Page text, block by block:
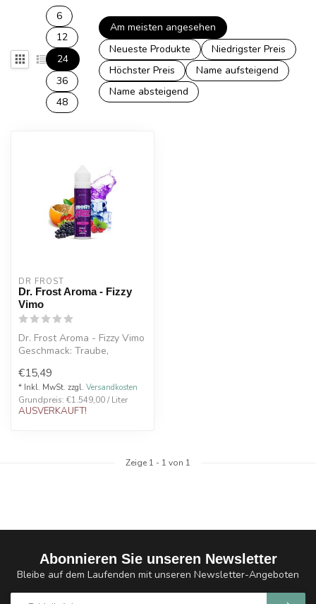
6
12
24
36
48
Am meisten angesehen
Neueste Produkte
Niedrigster Preis
Höchster Preis
Name aufsteigend
Name absteigend
DR FROST
Dr. Frost Aroma - Fizzy
Vimo
Dr. Frost Aroma - Fizzy Vimo
Geschmack: Traube,
Eff...
€15,49
* Inkl. MwSt. zzgl. Versandkosten
Grundpreis: €1.549,00 / Liter
AUSVERKAUFT!
Zeige 1 - 1 von 1
Abonnieren Sie unseren Newsletter
Bleibe auf dem Laufenden mit unseren Newsletter-Angeboten